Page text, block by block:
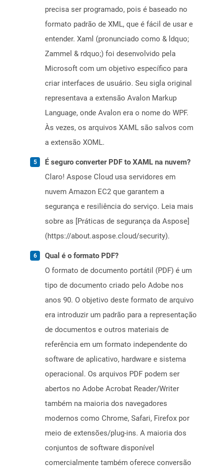
precisa ser programado, pois é baseado no
formato padrão de XML, que é fácil de usar e
entender. Xaml (pronunciado como & ldquo;
Zammel & rdquo;) foi desenvolvido pela
Microsoft com um objetivo específico para
criar interfaces de usuário. Seu sigla original
representava a extensão Avalon Markup
Language, onde Avalon era o nome do WPF.
Às vezes, os arquivos XAML são salvos com
a extensão XOML.
É seguro converter PDF to XAML na nuvem?
Claro! Aspose Cloud usa servidores em
nuvem Amazon EC2 que garantem a
segurança e resiliência do serviço. Leia mais
sobre as [Práticas de segurança da Aspose]
(https://about.aspose.cloud/security).
Qual é o formato PDF?
O formato de documento portátil (PDF) é um
tipo de documento criado pelo Adobe nos
anos 90. O objetivo deste formato de arquivo
era introduzir um padrão para a representação
de documentos e outros materiais de
referência em um formato independente do
software de aplicativo, hardware e sistema
operacional. Os arquivos PDF podem ser
abertos no Adobe Acrobat Reader/Writer
também na maioria dos navegadores
modernos como Chrome, Safari, Firefox por
meio de extensões/plug-ins. A maioria dos
conjuntos de software disponível
comercialmente também oferece conversão